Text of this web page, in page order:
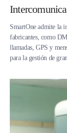
SmartOne admite la
fabricantes, como
llamadas, GPS y
para la gestión de